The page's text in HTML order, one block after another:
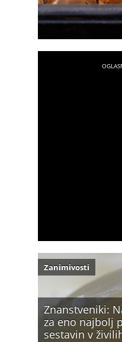
Znanstveniki:
za eno najbolj
sestavin v
Zanimivosti